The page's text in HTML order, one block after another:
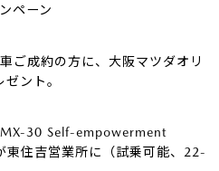
ペーン
ご成約の方に、大阪マツダオリ
ント。
30 Self-empowerment
住吉営業所に（試乗可能、22-